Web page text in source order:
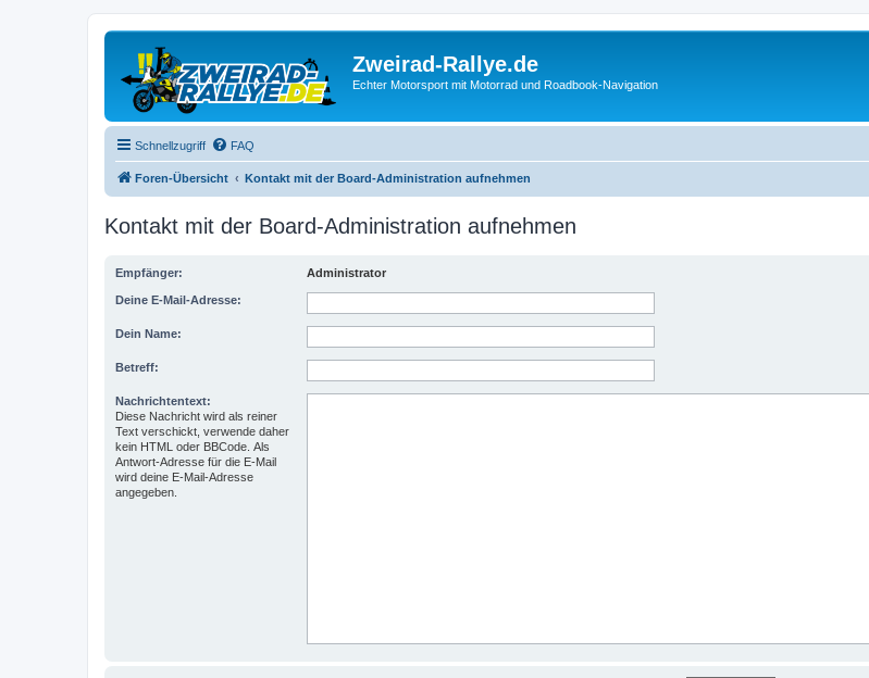
Zweirad-Rallye.de
Echter Motorsport mit Motorrad und Roadbook-Navigation
Schnellzugriff FAQ
Foren-Übersicht Kontakt mit der Board-Administration aufnehmen
Kontakt mit der Board-Administration aufnehmen
Empfänger: Administrator
Deine E-Mail-Adresse:
Dein Name:
Betreff:
Nachrichtentext:
Diese Nachricht wird als reiner
Text verschickt, verwende daher
kein HTML oder BBCode. Als
Antwort-Adresse für die E-Mail
wird deine E-Mail-Adresse
angegeben.